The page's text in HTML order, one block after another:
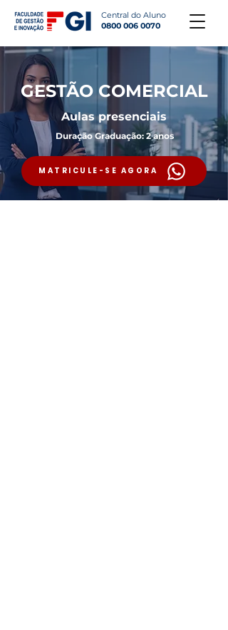
Central do Aluno
0800 006 0070
GESTÃO COMERCIAL
Aulas presenciais
Duração Graduação: 2 anos
MATRICULE-SE AGORA